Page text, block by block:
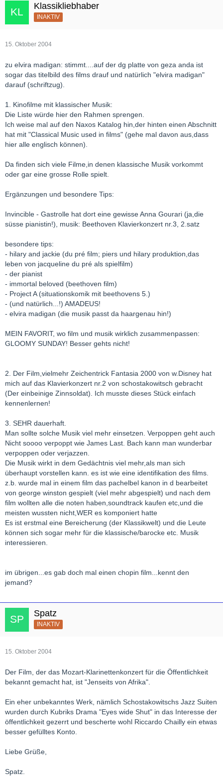
Klassikliebhaber
INAKTIV
15. Oktober 2004
zu elvira madigan: stimmt....auf der dg platte von geza anda ist
sogar das titelbild des films drauf und natürlich "elvira madigan"
darauf (schriftzug).
1. Kinofilme mit klassischer Musik:
Die Liste würde hier den Rahmen sprengen.
Ich weise mal auf den Naxos Katalog hin,der hinten einen Abschnitt
hat mit "Classical Music used in films" (gehe mal davon aus,dass
hier alle englisch können).
Da finden sich viele Filme,in denen klassische Musik vorkommt
oder gar eine grosse Rolle spielt.
Ergänzungen und besondere Tips:
Invincible - Gastrolle hat dort eine gewisse Anna Gourari (ja,die
süsse pianistin!), musik: Beethoven Klavierkonzert nr.3, 2.satz
besondere tips:
- hilary and jackie (du pré film; piers und hilary produktion,das
leben von jacqueline du pré als spielfilm)
- der pianist
- immortal beloved (beethoven film)
- Project A (situationskomik mit beethovens 5.)
- (und natürlich...!) AMADEUS!
- elvira madigan (die musik passt da haargenau hin!)
MEIN FAVORIT, wo film und musik wirklich zusammenpassen:
GLOOMY SUNDAY! Besser gehts nicht!
2. Der Film,vielmehr Zeichentrick Fantasia 2000 von w.Disney hat
mich auf das Klavierkonzert nr.2 von schostakowitsch gebracht
(Der einbeinige Zinnsoldat). Ich musste dieses Stück einfach
kennenlernen!
3. SEHR dauerhaft.
Man sollte solche Musik viel mehr einsetzen. Verpoppen geht auch
Nicht soooo verpoppt wie James Last. Bach kann man wunderbar
verpoppen oder verjazzen.
Die Musik wirkt in dem Gedächtnis viel mehr,als man sich
überhaupt vorstellen kann. es ist wie eine identifikation des films.
z.b. wurde mal in einem film das pachelbel kanon in d bearbeitet
von george winston gespielt (viel mehr abgespielt) und nach dem
film wollten alle die noten haben,soundtrack kaufen etc,und die
meisten wussten nicht,WER es komponiert hatte
Es ist erstmal eine Bereicherung (der Klassikwelt) und die Leute
können sich sogar mehr für die klassische/barocke etc. Musik
interessieren.
im übrigen...es gab doch mal einen chopin film...kennt den
jemand?
Spatz
INAKTIV
15. Oktober 2004
Der Film, der das Mozart-Klarinettenkonzert für die Öffentlichkeit
bekannt gemacht hat, ist "Jenseits von Afrika".
Ein eher unbekanntes Werk, nämlich Schostakowitschs Jazz Suiten
wurden durch Kubriks Drama "Eyes wide Shut" in das Interesse der
öffentlichkeit gezerrt und bescherte wohl Riccardo Chailly ein etwas
besser gefülltes Konto.
Liebe Grüße,
Spatz.